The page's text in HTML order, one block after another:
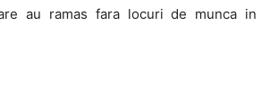
au ramas fara locuri de munca in